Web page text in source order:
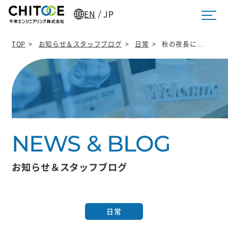
EN /JP
TOP > お知らせ＆スタッフブログ > 日常 > 秋の夜長に…
お知らせ＆スタッフブログ
日常